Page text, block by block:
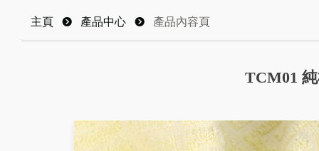
TCM01
主頁 뀹 產品中心 뀹 產品內容頁